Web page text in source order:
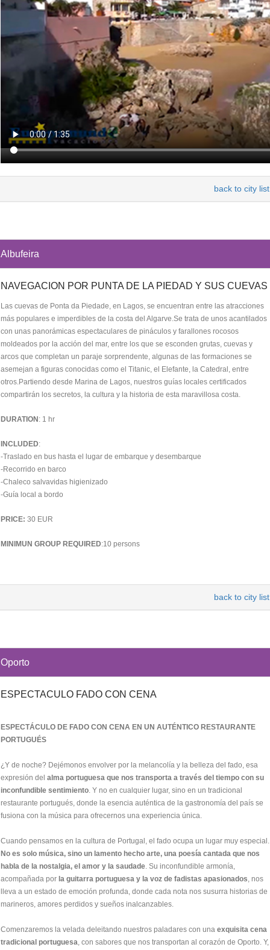
back to city list
Albufeira
NAVEGACION POR PUNTA DE LA PIEDAD Y SUS CUEVAS
Las cuevas de Ponta da Piedade, en Lagos, se encuentran entre las atracciones
más populares e imperdibles de la costa del Algarve.Se trata de unos acantilados
con unas panorámicas espectaculares de pináculos y farallones rocosos
moldeados por la acción del mar, entre los que se esconden grutas, cuevas y
arcos que completan un paraje sorprendente, algunas de las formaciones se
asemejan a figuras conocidas como el Titanic, el Elefante, la Catedral, entre
otros.Partiendo desde Marina de Lagos, nuestros guías locales certificados
compartirán los secretos, la cultura y la historia de esta maravillosa costa.
DURATION : 1 hr
INCLUDED:
-Traslado en bus hasta el lugar de embarque y desembarque
-Recorrido en barco
-Chaleco salvavidas higienizado
-Guía local a bordo
PRICE: 30 EUR
MINIMUN GROUP REQUIRED:10 persons
back to city list
Oporto
ESPECTACULO FADO CON CENA
ESPECTÁCULO DE FADO CON CENA EN UN AUTÉNTICO RESTAURANTE
PORTUGUÉS
¿Y de noche? Dejémonos envolver por la melancolía y la belleza del fado, esa
expresión del alma portuguesa que nos transporta a través del tiempo con su
inconfundible sentimiento. Y no en cualquier lugar, sino en un tradicional
restaurante portugués, donde la esencia auténtica de la gastronomía del país se
fusiona con la música para ofrecernos una experiencia única.
Cuando pensamos en la cultura de Portugal, el fado ocupa un lugar muy especial.
No es solo música, sino un lamento hecho arte, una poesía cantada que nos
habla de la nostalgia, el amor y la saudade. Su inconfundible armonía,
acompañada por la guitarra portuguesa y la voz de fadistas apasionados, nos
lleva a un estado de emoción profunda, donde cada nota nos susurra historias de
marineros, amores perdidos y sueños inalcanzables.
Comenzaremos la velada deleitando nuestros paladares con una exquisita cena
tradicional portuguesa, con sabores que nos transportan al corazón de Oporto. Y,